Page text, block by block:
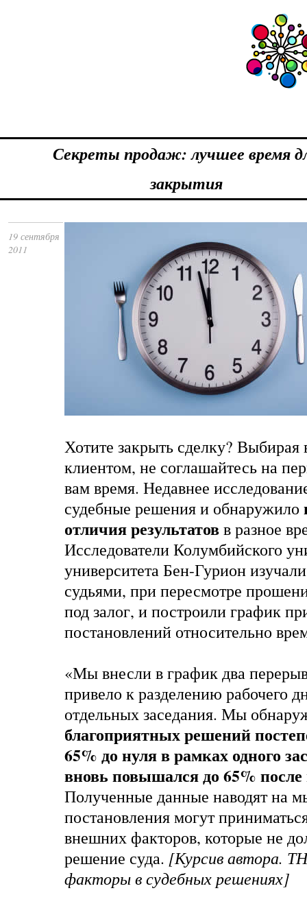
Секреты продаж: лучшее время
закрытия
19 сентября
2011
Хотите закрыть сделку? Выбирая
клиентом, не соглашайтесь на
вам время. Недавнее
судебные решения и обнаружило
отличия результатовв разное
Исследователи Колумбийского
университета Бен-Гурион
судьями, при пересмотре
под залог, и построили график
постановлений относительно
«Мы внесли в график два
привело к разделению рабочего
отдельных заседания. Мы
благоприятных решений
65% до нуля в рамках одного
вновь повышался до 65%
Полученные данные наводят на
постановления могут
внешних факторов, которые не
решение суда. [Курсив автора.
факторы в судебных решениях]